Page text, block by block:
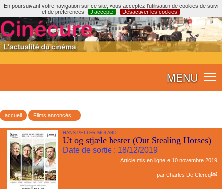
En poursuivant votre navigation sur ce site, vous acceptez l’utilisation de cookies de suivi
et de préférences
J’accepte Désactiver les cookies
MENU
accueil Films annoncés...
HANS PETTER MOLAND
Ut og stjæle hester (Out Stealing Horses)
Date de sortie : 18/12/2019
Article mis en ligne le 10 novembre 2019
par Charles De Clercq